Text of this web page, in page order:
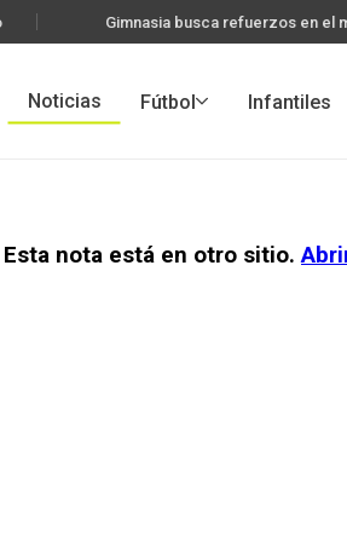
Gimnasia busca refuerzos en el
Noticias Fútbol Infantiles
Esta nota está en otro sitio.